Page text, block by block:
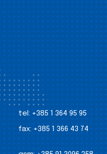
tel: +385 1 364 95 95
fax: +385 1 366 43 74